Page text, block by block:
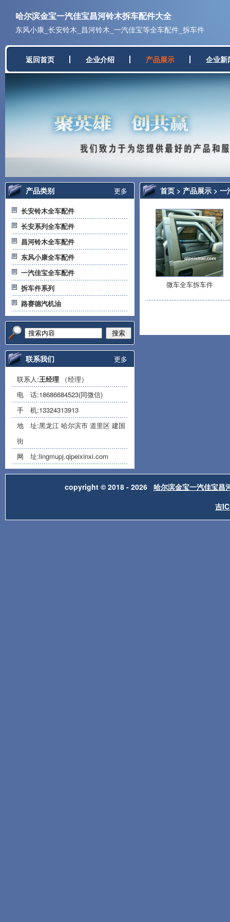
哈尔滨金宝一汽佳宝昌河铃木拆车配件大全
东风小康_长安铃木_昌河铃木_一汽佳宝等全车配件_拆车件
返回首页 企业介绍 产品展示 企业新
更多
产品类别
长安铃木全车配件
长安系列全车配件
昌河铃木全车配件
东风小康全车配件
一汽佳宝全车配件
拆车件系列
路赛德汽机油
搜索
更多
联系我们
联系人:王经理 （经理）
电 话:18686684523(同微信)
手 机:13324313913
地 址:黑龙江 哈尔滨市 道里区 建国
街
网 址:lingmupj.qipeixinxi.com
首页 > 产品展示 > 一
微车全车拆车件
copyright © 2018 - 2026 哈尔滨金宝一汽佳宝昌
吉